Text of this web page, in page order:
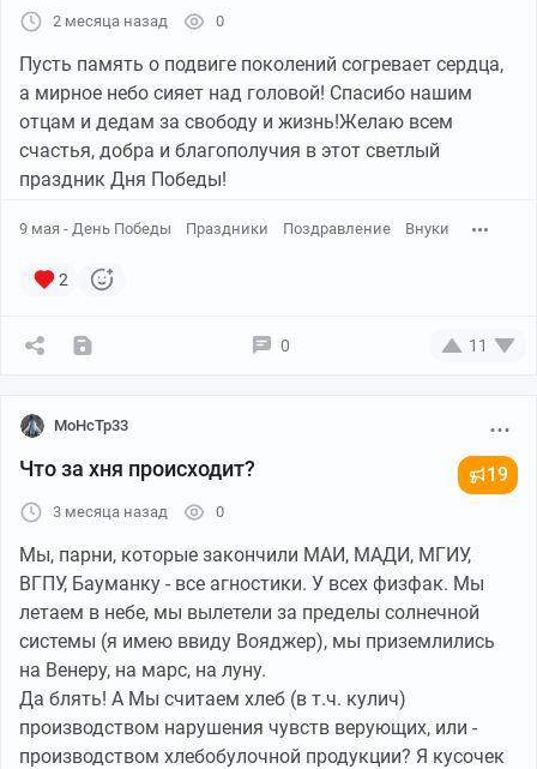
2 месяца назад 0
Пусть память о подвиге поколений согревает сердца,
а мирное небо сияет над головой! Спасибо нашим
отцам и дедам за свободу и жизнь!Желаю всем
счастья, добра и благополучия в этот светлый
праздник Дня Победы!
9 мая - День Победы Праздники Поздравление Внуки
2
0 11
MoHcTp33
Что за хня происходит? 19
3 месяца назад 0
Мы, парни, которые закончили МАИ, МАДИ, МГИУ,
ВГПУ, Бауманку - все агностики. У всех физфак. Мы
летаем в небе, мы вылетели за пределы солнечной
системы (я имею ввиду Вояджер), мы приземлились
на Венеру, на марс, на луну.
Да блять! А Мы считаем хлеб (в т.ч. кулич)
производством нарушения чувств верующих, или -
производством хлебобулочной продукции? Я кусочек